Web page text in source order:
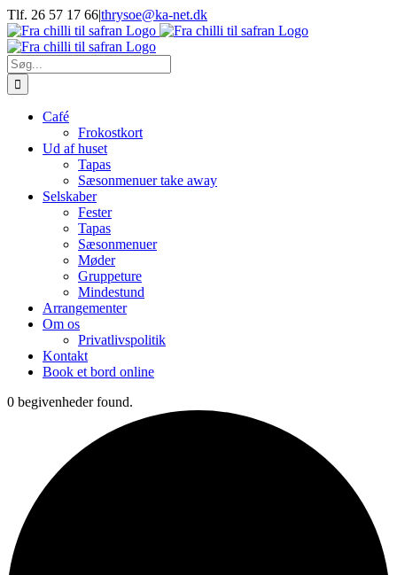
Skip
to
content
Tlf. 26 57 17 66|thrysoe@ka-net.dk
Facebook
Instagram
Søg
efter:
Café
Frokostkort
Ud af huset
Tapas
Sæsonmenuer take away
Selskaber
Fester
Tapas
Sæsonmenuer
Møder
Gruppeture
Mindestund
Arrangementer
Om os
Privatlivspolitik
Kontakt
Book et bord online
0 begivenheder found.